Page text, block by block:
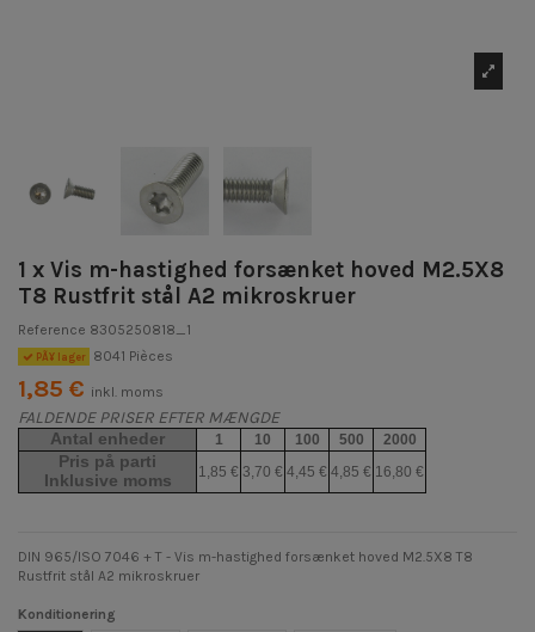
1 x Vis m-hastighed forsænket hoved M2.5X8
T8 Rustfrit stål A2 mikroskruer
Reference 8305250818_1
PÃ¥ lager 8041 Pièces
1,85 € inkl. moms
FALDENDE PRISER EFTER MÆNGDE
Antal enheder 1 10 100 500 2000
Pris på parti
Inklusive moms
1,85 € 3,70 € 4,45 € 4,85 € 16,80 €
DIN 965/ISO 7046 + T - Vis m-hastighed forsænket hoved M2.5X8 T8
Rustfrit stål A2 mikroskruer
Konditionering